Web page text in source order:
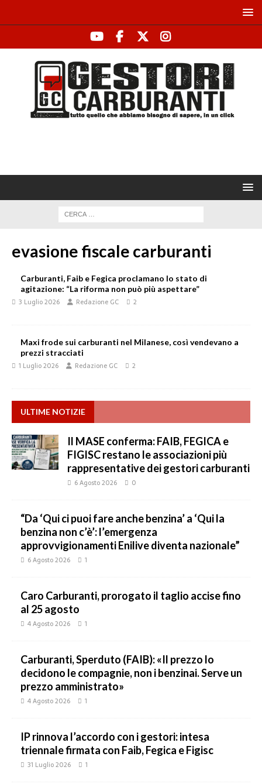
evasione fiscale carburanti
Carburanti, Faib e Fegica proclamano lo stato di
agitazione: “La riforma non può più aspettare”
3 Luglio 2026 Redazione GC 2
Maxi frode sui carburanti nel Milanese, così vendevano a
prezzi stracciati
1 Luglio 2026 Redazione GC 2
ULTIME NOTIZIE
Il MASE conferma: FAIB, FEGICA e
FIGISC restano le associazioni più
rappresentative dei gestori carburanti
6 Agosto 2026 0
“Da ‘Qui ci puoi fare anche benzina’ a ‘Qui la
benzina non c’è’: l’emergenza
approvvigionamenti Enilive diventa nazionale”
6 Agosto 2026 1
Caro Carburanti, prorogato il taglio accise fino
al 25 agosto
4 Agosto 2026 1
Carburanti, Sperduto (FAIB): «Il prezzo lo
decidono le compagnie, non i benzinai. Serve un
prezzo amministrato»
4 Agosto 2026 1
IP rinnova l’accordo con i gestori: intesa
triennale firmata con Faib, Fegica e Figisc
31 Luglio 2026 1